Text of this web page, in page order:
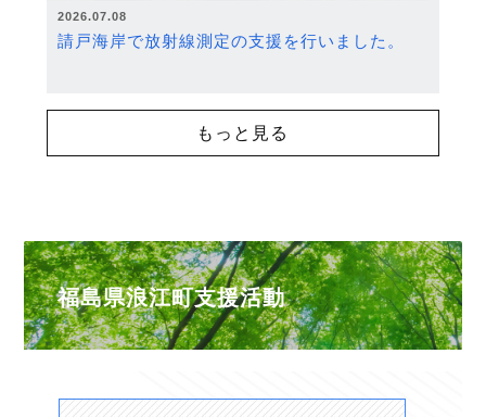
2026.07.08
請戸海岸で放射線測定の支援を行いました。
もっと見る
福島県浪江町支援活動